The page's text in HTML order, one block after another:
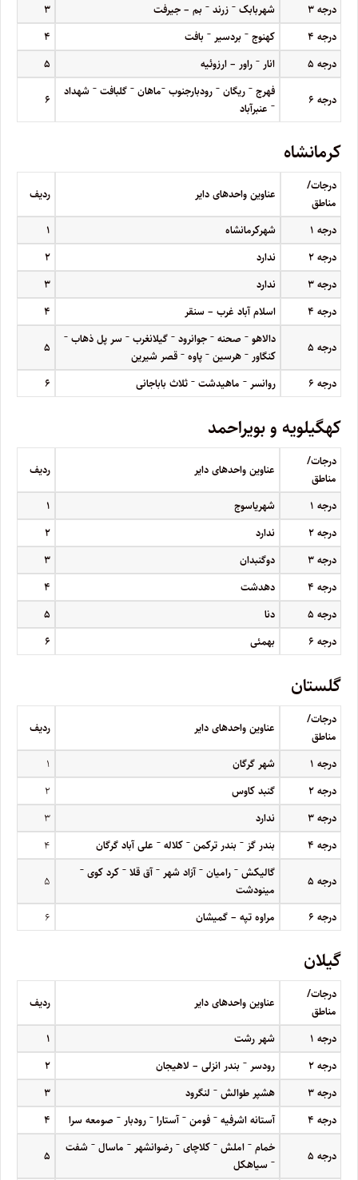
درجه۳ شهربابک– زرند– بم – جیرفت
۳
درجه ۴ کهنوج– بردسیر– بافت
۴
درجه ۵ انار– راور – ارزوئیه ۵
درجه ۶
فهرج– ریگان– رودبارجنوب–ماهان– گلبافت– شهداد
– عنبرآباد
۶
کرمانشاه
درجات/
مناطق
عناوین واحدهای دایر ردیف
درجه ۱ شهرکرمانشاه
۱
درجه۲ ندارد
۲
درجه۳ ندارد
۳
درجه ۴ اسلام آباد غرب – سنقر ۴
درجه ۵
دالاهو– صحنه– جوانرود– گیلانغرب– سر پل ذهاب–
کنگاور– هرسین– پاوه– قصر شیرین
۵
درجه ۶ روانسر– ماهیدشت– ثلاث باباجانی ۶
کهگیلویه و بویراحمد
درجات/
مناطق
عناوین واحدهای دایر ردیف
درجه ۱ شهریاسوج
۱
درجه۲ ندارد
۲
درجه۳ دوگنبدان
۳
درجه ۴ دهدشت
۴
درجه ۵ دنا
۵
درجه ۶ بهمئی ۶
گلستان
درجات/
مناطق
عناوین واحدهای دایر ردیف
درجه ۱ شهر گرگان
۱
درجه۲ گنبد کاوس
۲
درجه۳ ندارد
۳
درجه ۴ بندر گز– بندر ترکمن– کلاله– علی آباد گرگان ۴
درجه ۵
گالیکش– رامیان– آزاد شهر– آق قلا– کرد کوی–
مینودشت
۵
درجه ۶ مراوه تپه – گمیشان ۶
گیلان
درجات/
مناطق
عناوین واحدهای دایر ردیف
درجه ۱ شهر رشت
۱
درجه۲ رودسر– بندر انزلی – لاهیجان
۲
درجه۳ هشپر طوالش– لنگرود
۳
درجه ۴ آستانه اشرفیه– فومن– آستارا– رودبار– صومعه سرا ۴
درجه ۵
خمام– املش– کلاچای– رضوانشهر– ماسال– شفت
– سیاهکل
۵